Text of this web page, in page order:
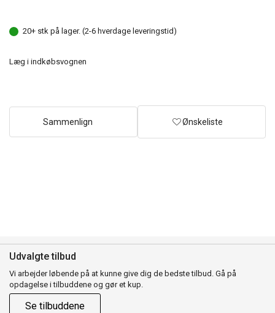
20+ stk på lager. (2-6 hverdage leveringstid)
Læg i indkøbsvognen
Sammenlign Ønskeliste
Udvalgte tilbud
Vi arbejder løbende på at kunne give dig de bedste tilbud. Gå på
opdagelse i tilbuddene og gør et kup.
Se tilbuddene